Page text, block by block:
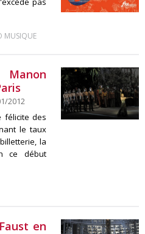
MUSIQUE
2012
félicite des
le taux
la
ce début
en